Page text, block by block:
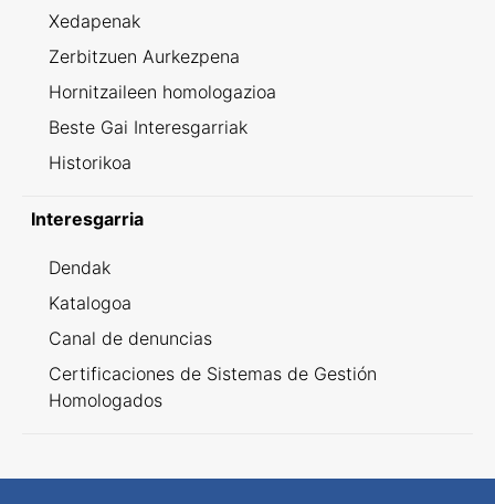
Xedapenak
Zerbitzuen Aurkezpena
Hornitzaileen homologazioa
Beste Gai Interesgarriak
Historikoa
Interesgarria
Dendak
Katalogoa
Canal de denuncias
Certificaciones de Sistemas de Gestión
Homologados